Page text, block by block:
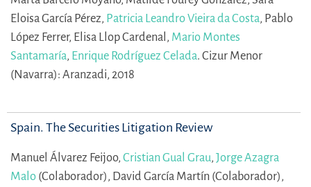
Eloisa García Pérez, Patricia Leandro Vieira da Costa, Pablo
López Ferrer, Elisa Llop Cardenal, Mario Montes
Santamaría, Enrique Rodríguez Celada. Cizur Menor
(Navarra): Aranzadi, 2018
Spain. The Securities Litigation Review
Manuel Álvarez Feijoo, Cristian Gual Grau, Jorge Azagra
Malo (Colaborador), David García Martín (Colaborador),